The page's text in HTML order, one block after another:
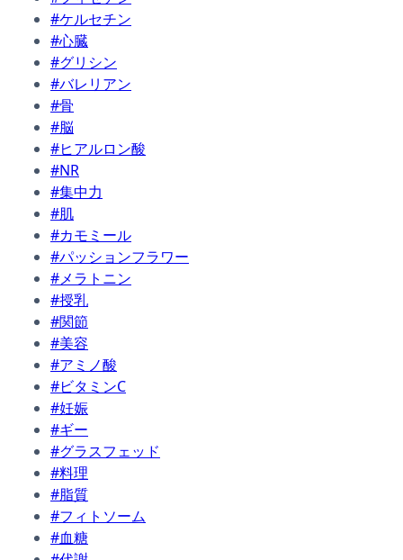
#ケルセチン
#心臓
#グリシン
#バレリアン
#骨
#脳
#ヒアルロン酸
#NR
#集中力
#肌
#カモミール
#パッションフラワー
#メラトニン
#授乳
#関節
#美容
#アミノ酸
#ビタミンC
#妊娠
#ギー
#グラスフェッド
#料理
#脂質
#フィトソーム
#血糖